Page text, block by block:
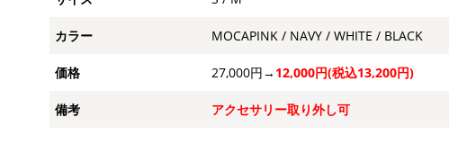
カラー MOCAPINK / NAVY / WHITE / BLACK
価格 27,000円→ 12,000円(税込13,200円)
備考 アクセサリー取り外し可